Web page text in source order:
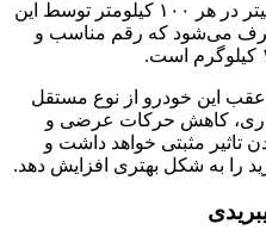
میانگین احتمالا چیزی نزدیک به ۵ لیتر در هر ۱۰۰ کیلومتر توسط این
می‌شود که رقم مناسب و
این خودرو از نوع مستقل
کاهش حرکات عرضی و
تاثیر مثبتی خواهد داشت و
را به شکل بهتری افزایش دهد.